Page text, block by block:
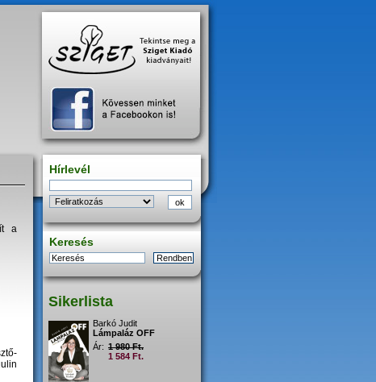
a
Hírlevél
Keresés
Sikerlista
Barkó Judit
Lámpaláz OFF
Ár: 1 980 Ft.
1 584 Ft.